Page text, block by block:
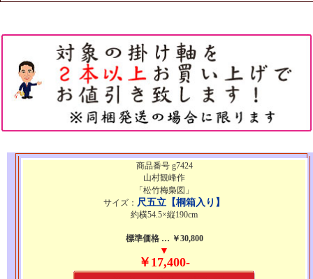
商品番号 g7424
山村観峰作
「松竹梅梟図」
サイズ： 尺五立【桐箱入り】
約横54.5×縦190cm
標準価格 … ￥30,800
▼
￥17,400-